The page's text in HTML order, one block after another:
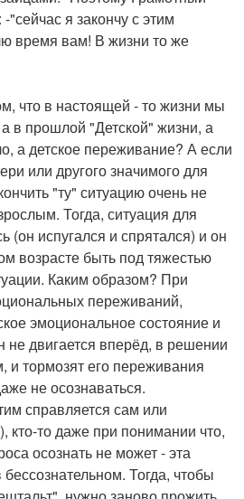
я закончу с этим
время вам! В жизни то же
что в настоящей - то жизни мы
в прошлой "Детской" жизни, а
а детское переживание? А если
или другого значимого для
"ту" ситуацию очень не
Тогда, ситуация для
(он испугался и спрятался) и он
возрасте быть под тяжестью
Каким образом? При
переживаний,
эмоциональное состояние и
не двигается вперёд, в решении
и тормозят его переживания
не осознаваться.
справляется сам или
кто-то даже при понимании что,
осознать не может - эта
Тогда, чтобы